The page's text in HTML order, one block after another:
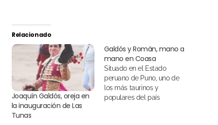
Relacionado
Joaquín Galdós, oreja en
la inauguración de Las
Tunas
Galdós y Román, mano a
mano en Coasa
Situado en el Estado
peruano de Puno, uno de
los más taurinos y
populares del país